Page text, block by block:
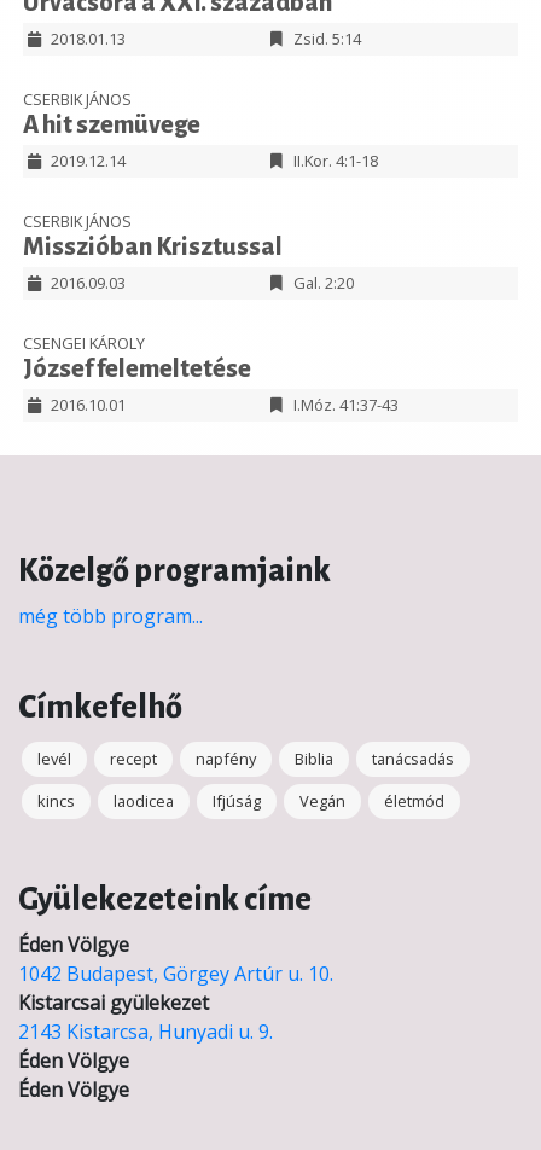
2018.01.13 Zsid. 5:14
CSERBIK JÁNOS
A hit szemüvege
2019.12.14 II.Kor. 4:1-18
CSERBIK JÁNOS
Misszióban Krisztussal
2016.09.03 Gal. 2:20
CSENGEI KÁROLY
József felemeltetése
2016.10.01 I.Móz. 41:37-43
Közelgő programjaink
még több program...
Címkefelhő
levél recept napfény Biblia
tanácsadás
kincs
laodicea Ifjúság Vegán életmód
Gyülekezeteink címe
Éden Völgye
1042 Budapest, Görgey Artúr u. 10.
Kistarcsai gyülekezet
2143 Kistarcsa, Hunyadi u. 9.
Éden Völgye
Éden Völgye